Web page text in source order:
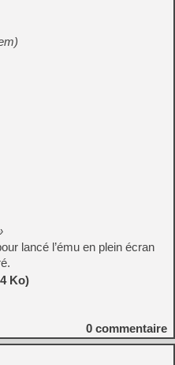
lancé l’ému en plein écran
Ko)
0 commentaire